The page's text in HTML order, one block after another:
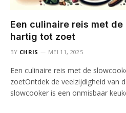
Een culinaire reis met
hartig tot zoet
BY CHRIS MEI 11, 2025
Een culinaire reis met de
zoetOntdek de veelzijdigheid van
slowcooker is een onmisbaar